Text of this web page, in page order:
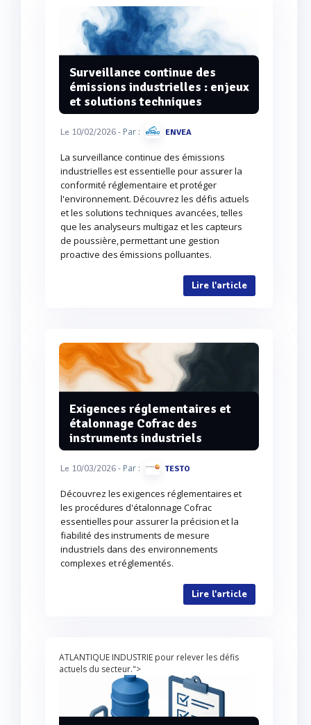
Surveillance continue des
émissions industrielles : enjeux
et solutions techniques
Le 10/02/2026- Par : ENVEA
La surveillance continue des émissions
industrielles est essentielle pour assurer la
conformité réglementaire et protéger
l'environnement. Découvrez les défis actuels
et les solutions techniques avancées, telles
que les analyseurs multigaz et les capteurs
de poussière, permettant une gestion
proactive des émissions polluantes.
Lire l'article
Exigences réglementaires et
étalonnage Cofrac des
instruments industriels
Le 10/03/2026- Par : TESTO
Découvrez les exigences réglementaires et
les procédures d'étalonnage Cofrac
essentielles pour assurer la précision et la
fiabilité des instruments de mesure
industriels dans des environnements
complexes et réglementés.
Lire l'article
ATLANTIQUE INDUSTRIE pour relever les défis
actuels du secteur.">